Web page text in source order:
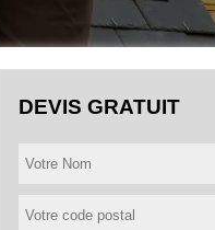
DEVIS GRATUIT